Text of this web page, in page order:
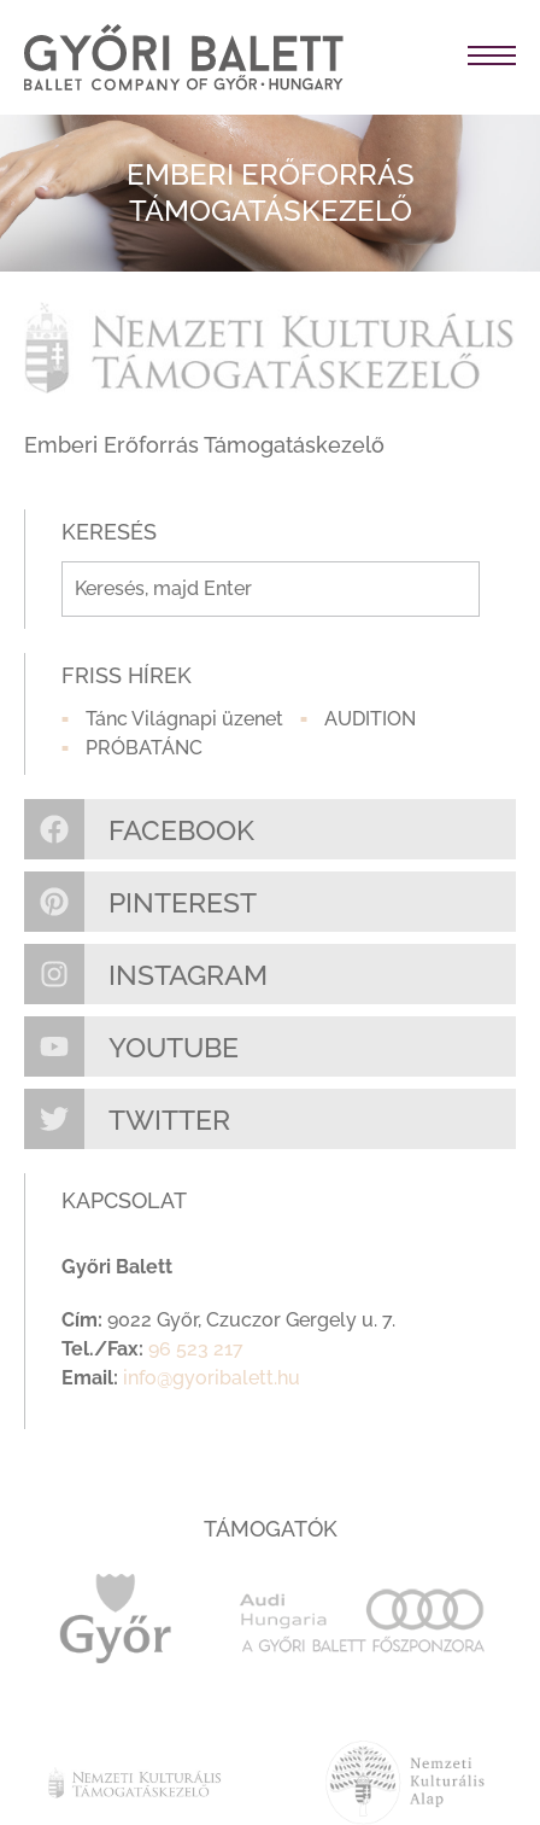
EMBERI ERŐFORRÁS
TÁMOGATÁSKEZELŐ
Emberi Erőforrás Támogatáskezelő
KERESÉS
FRISS HÍREK
Tánc Világnapi üzenet
AUDITION
PRÓBATÁNC
FACEBOOK
PINTEREST
INSTAGRAM
YOUTUBE
TWITTER
KAPCSOLAT
Győri Balett
Cím: 9022 Győr, Czuczor Gergely u. 7.
Tel./Fax: 96 523 217
Email: info@gyoribalett.hu
TÁMOGATÓK